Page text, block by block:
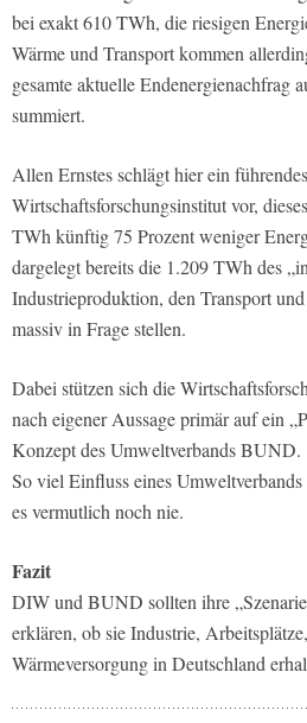
bei exakt 610 TWh, die riesigen
Wärme und Transport kommen
gesamte aktuelle Endenergienachfrag
summiert.
Allen Ernstes schlägt hier ein
Wirtschaftsforschungsinstitut vor,
TWh künftig 75 Prozent weniger
dargelegt bereits die 1.209 TWh des
Industrieproduktion, den Transport
massiv in Frage stellen.
Dabei stützen sich die
nach eigener Aussage primär auf ein
Konzept des Umweltverbands BUND.
So viel Einfluss eines
es vermutlich noch nie.
Fazit
DIW und BUND sollten ihre
erklären, ob sie Industrie,
Wärmeversorgung in Deutschland